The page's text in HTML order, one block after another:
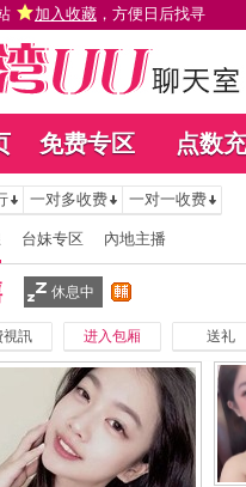
加入收藏 ，方便日后找寻
免费专区 点数
一对多收费 一对一收费
台妹专区 內地主播
休息中
視訊 进入包厢 送礼